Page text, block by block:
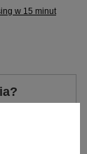
w 15 minut